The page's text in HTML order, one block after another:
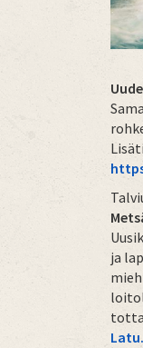
ja
Latu.